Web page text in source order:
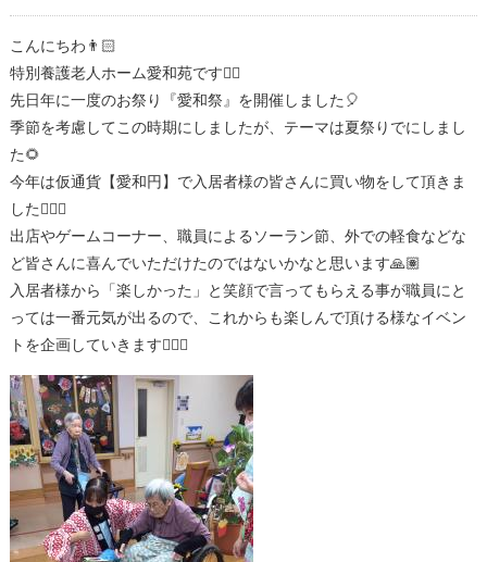
こんにちわ👨🏻
特別養護老人ホーム愛和苑です✋🏻
先日年に一度のお祭り『愛和祭』を開催しました🎈
季節を考慮してこの時期にしましたが、テーマは夏祭りでにしまし
た🌻
今年は仮通貨【愛和円】で入居者様の皆さんに買い物をして頂きま
した🤸🏽‍♀️
出店やゲームコーナー、職員によるソーラン節、外での軽食などな
ど皆さんに喜んでいただけたのではないかなと思います🙏🏽
入居者様から「楽しかった」と笑顔で言ってもらえる事が職員にと
っては一番元気が出るので、これからも楽しんで頂ける様なイベン
トを企画していきます🙋🏽‍♂️